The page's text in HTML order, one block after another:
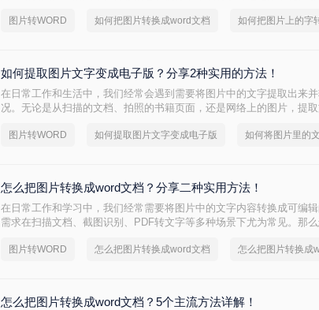
图片转WORD 如何把图片转换成word文档
如何提取图片文字变成电子版？分享2种实用的方法！
在日常工作和生活中，我们经常会遇到需要将图片中的文字提取出来
况。无论是从扫描的文档、拍照的书籍页面，还是网络上的图片，提
用的方法来实现这一目标。
图片转WORD 如何提取图片文字变成电子版
怎么把图片转换成word文档？分享二种实用方法！
在日常工作和学习中，我们经常需要将图片中的文字内容转换成可编
需求在扫描文档、截图识别、PDF转文字等多种场景下尤为常见。那
图片转WORD 怎么把图片转换成word文档
怎么把图片转换成word文档？5个主流方法详解！